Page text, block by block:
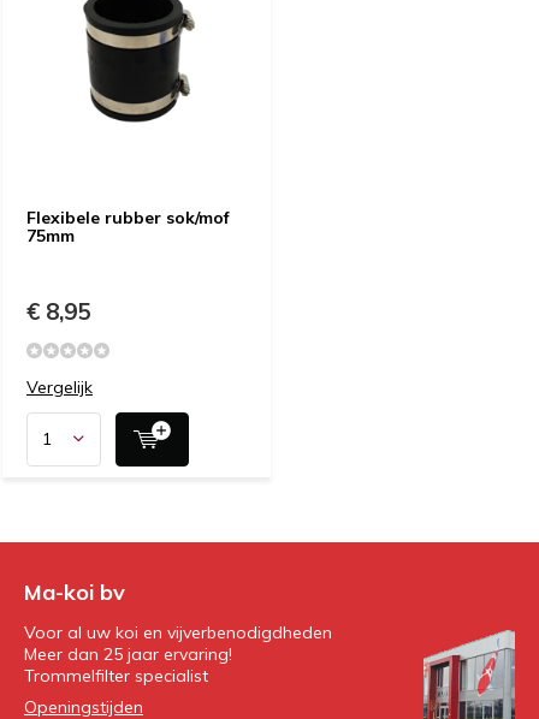
Flexibele rubber sok/mof
75mm
€ 8,95
Vergelijk
Ma-koi bv
Voor al uw koi en vijverbenodigdheden
Meer dan 25 jaar ervaring!
Trommelfilter specialist
Openingstijden